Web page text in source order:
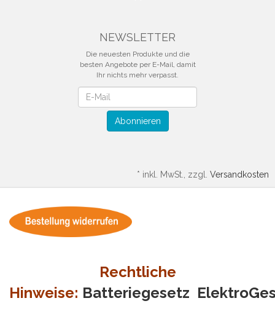
NEWSLETTER
Die neuesten Produkte und die
besten Angebote per E-Mail, damit
Ihr nichts mehr verpasst.
Abonnieren
* inkl. MwSt., zzgl. Versandkosten
Rechtliche
Hinweise: Batteriegesetz